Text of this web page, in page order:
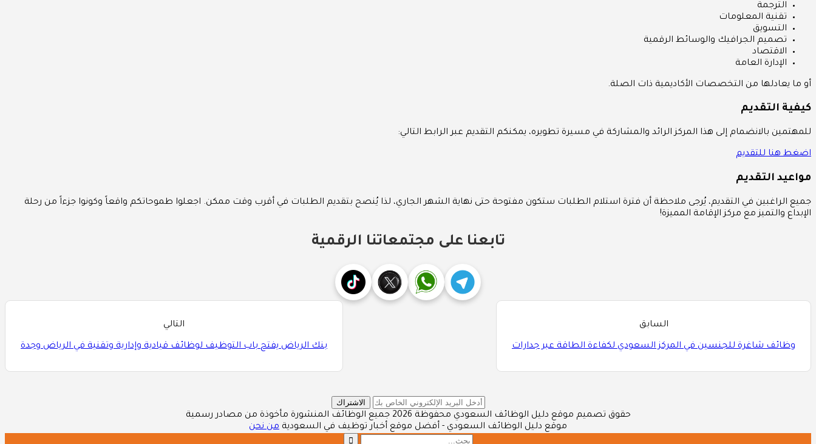
الترجمة
تقنية المعلومات
التسويق
تصميم الجرافيك والوسائط الرقمية
الاقتصاد
الإدارة العامة
أو ما يعادلها من التخصصات الأكاديمية ذات الصلة.
كيفية التقديم
للمهتمين بالانضمام إلى هذا المركز الرائد والمشاركة في مسيرة تطويره، يمكنكم التقديم عبر الرابط التالي:
اضغط هنا للتقديم
مواعيد التقديم
جميع الراغبين في التقديم، يُرجى ملاحظة أن فترة استلام الطلبات ستكون مفتوحة حتى نهاية الشهر الجاري، لذا يُنصح بتقديم الطلبات في أقرب وقت ممكن. اجعلوا طموحاتكم واقعاً وكونوا جزءاً من رحلة
الإبداع والتميز مع مركز الإقامة المميزة!
تابعنا على مجتمعاتنا الرقمية
السابق
وظائف شاغرة للجنسين في المركز السعودي لكفاءة الطاقة عبر جدارات
التالي
بنك الرياض يفتح باب التوظيف لوظائف قيادية وإدارية وتقنية في الرياض وجدة
الاشتراك
حقوق تصميم موقع دليل الوظائف السعودي محفوظة 2026 جميع الوظائف المنشورة مأخوذة من مصادر رسمية
موقع دليل الوظائف السعودي - أفضل موقع أخبار توظيف في السعودية من نحن